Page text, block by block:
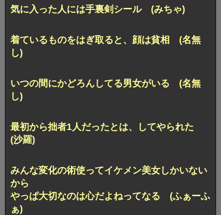
気に入った人には手裏剣シール (みちゃ)
着ているものをはぎ取ると、顔は貧相 (名無
し)
いつの間にかどろんしてる男女がいる (名無
し)
最初から拙者1人だったとは、してやられた
(沙羅)
みんな変化の術使ってイケメン美女しかいない
から
やっぱ大切なのは心だよねってなる (ふぁーふ
ぁ)